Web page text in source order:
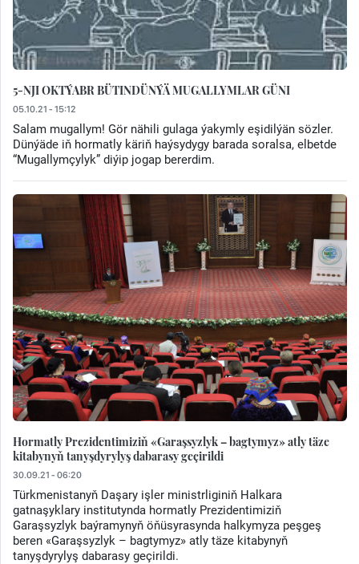
5-NJI OKTÝABR BÜTINDÜNÝÄ MUGALLYMLAR GÜNI
05.10.21 - 15:12
Salam mugallym! Gör nähili gulaga ýakymly eşidilýän sözler.
Dünýäde iň hormatly käriň haýsydygy barada soralsa, elbetde
“Mugallymçylyk” diýip jogap bererdim.
Hormatly Prezidentimiziň «Garaşsyzlyk – bagtymyz» atly täze
kitabynyň tanyşdyrylyş dabarasy geçirildi
30.09.21 - 06:20
Türkmenistanyň Daşary işler ministrliginiň Halkara
gatnaşyklary institutynda hormatly Prezidentimiziň
Garaşsyzlyk baýramynyň öňüsyrasynda halkymyza peşgeş
beren «Garaşsyzlyk – bagtymyz» atly täze kitabynyň
tanyşdyrylyş dabarasy geçirildi.